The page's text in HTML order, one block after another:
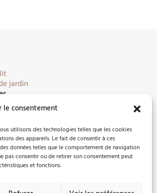
le consentement
utilisons des technologies telles que les cookies
des appareils. Le fait de consentir à ces
données telles que le comportement de navigation
pas consentir ou de retirer son consentement peut
et fonctions.
jardin